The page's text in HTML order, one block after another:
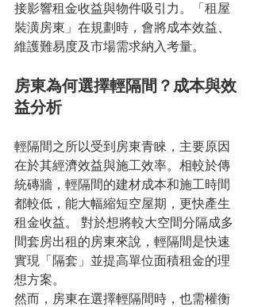
接影響租金收益與物件吸引力。「租屋
裝潢房東」在規劃時，會將成本效益、
維護難易度及市場需求納入考量。
房東為何選擇輕隔間？成本與效
益分析
輕隔間之所以受到房東青睞，主要原因
在於其經濟效益與施工效率。相較於傳
統磚牆，輕隔間的建材成本和施工時間
都較低，能大幅縮短空屋期，更快產生
租金收益。 對於想將較大空間分隔成多
間套房出租的房東來說，輕隔間是快速
實現「隔套」並提高單位面積租金的理
想方案。
然而，房東在選擇輕隔間時，也需權衡